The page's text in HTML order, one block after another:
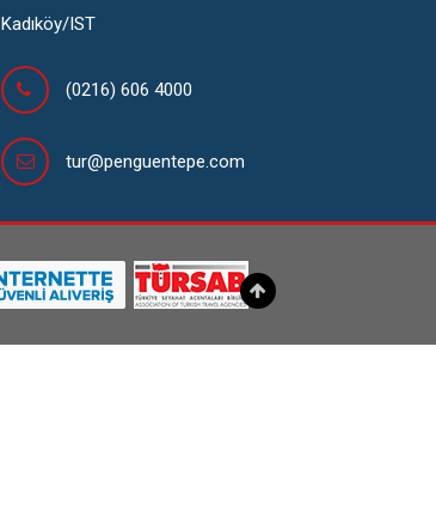
Kadıköy/IST
(0216) 606 4000
tur@penguentepe.com